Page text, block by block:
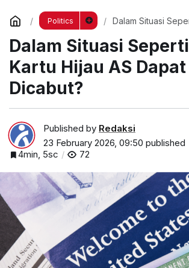
Politics
Dalam Situasi
Dalam Situasi
Kartu Hijau AS Dapat
Dicabut?
Published by Redaksi
23 February 2026, 09:50 published
4min, 5sc
72